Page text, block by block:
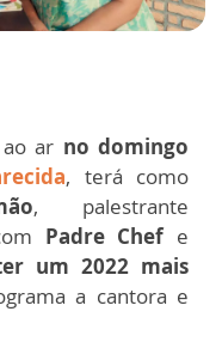
ar no domingo
, terá como
, palestrante
Padre Chefe
um 2022 mais
a cantora e